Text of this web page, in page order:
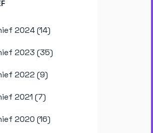
2024 (14)
2023 (35)
2022 (9)
2021 (7)
2020 (16)